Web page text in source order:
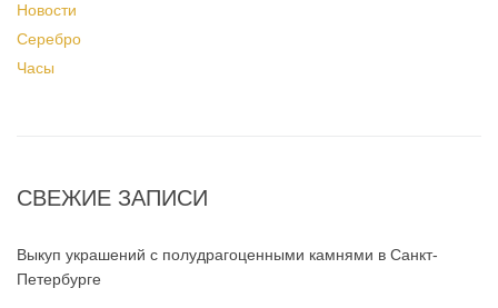
Новости
Серебро
Часы
СВЕЖИЕ ЗАПИСИ
Выкуп украшений с полудрагоценными камнями в Санкт-
Петербурге